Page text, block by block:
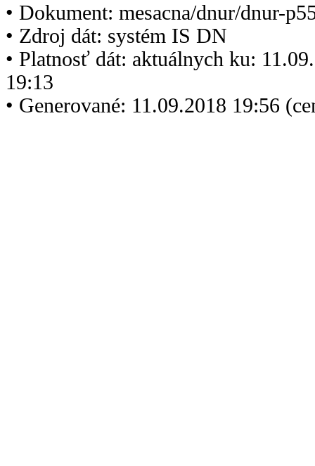
• Dokument: mesacna/dnur/dnur-
• Zdroj dát: systém IS DN
• Platnosť dát: aktuálnych ku:
19:13
• Generované: 11.09.2018 19:56